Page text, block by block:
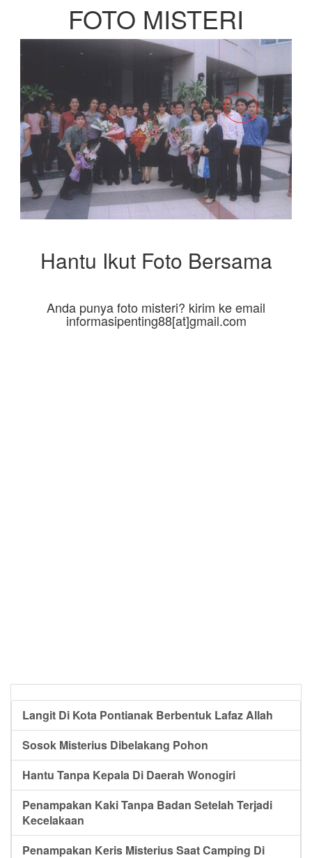
FOTO MISTERI
Hantu Ikut Foto Bersama
Anda punya foto misteri? kirim ke email
informasipenting88[at]gmail.com
Langit Di Kota Pontianak Berbentuk Lafaz Allah
Sosok Misterius Dibelakang Pohon
Hantu Tanpa Kepala Di Daerah Wonogiri
Penampakan Kaki Tanpa Badan Setelah Terjadi
Kecelakaan
Penampakan Keris Misterius Saat Camping Di